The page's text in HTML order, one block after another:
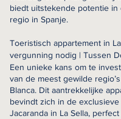
biedt uitstekende potentie in
regio in Spanje.
Toeristisch appartement in
vergunning nodig | Tussen
Een unieke kans om te
van de meest gewilde
Blanca. Dit aantrekkelijke
bevindt zich in de
Jacaranda in La Sella,